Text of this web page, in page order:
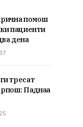
помош
пациенти
дена
тресат
Паднаа